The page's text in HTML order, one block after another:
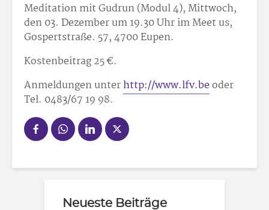
Meditation mit Gudrun (Modul 4), Mittwoch,
den 03. Dezember um 19.30 Uhr im Meet us,
Gospertstraße. 57, 4700 Eupen.
Kostenbeitrag 25 €.
Anmeldungen unterhttp://www.lfv.beoder
Tel. 0483/67 19 98.
Neueste Beiträge